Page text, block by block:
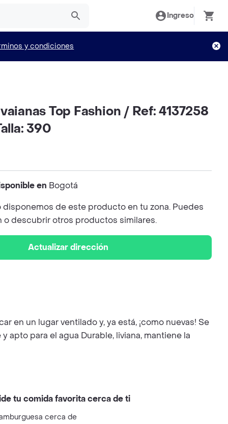
Ingreso
y condiciones
Top Fashion / Ref: 4137258
390
en Bogotá
disponemos de este producto en tu zona. Puedes
o descubrir otros productos similares.
Actualizar dirección
en un lugar ventilado y, ya está, ¡como nuevas! Se
apto para el agua Durable, liviana, mantiene la
tu comida favorita cerca de ti
cerca de